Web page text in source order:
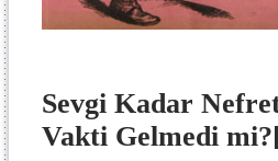
Sevgi Kadar
Vakti Gelmedi mi?